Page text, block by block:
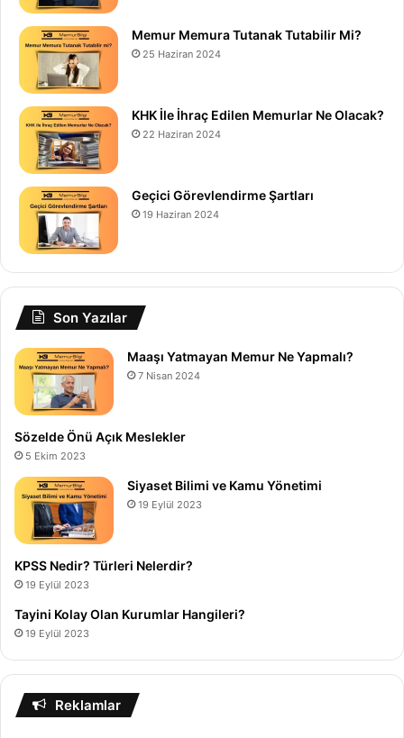
Memur Memura Tutanak Tutabilir Mi?
25 Haziran 2024
KHK İle İhraç Edilen Memurlar Ne Olacak?
22 Haziran 2024
Geçici Görevlendirme Şartları
19 Haziran 2024
Son Yazılar
Maaşı Yatmayan Memur Ne Yapmalı?
7 Nisan 2024
Sözelde Önü Açık Meslekler
5 Ekim 2023
Siyaset Bilimi ve Kamu Yönetimi
19 Eylül 2023
KPSS Nedir? Türleri Nelerdir?
19 Eylül 2023
Tayini Kolay Olan Kurumlar Hangileri?
19 Eylül 2023
Reklamlar